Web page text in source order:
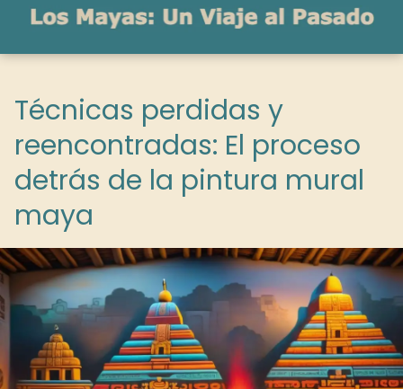
Técnicas perdidas y
reencontradas: El proceso
detrás de la pintura mural
maya